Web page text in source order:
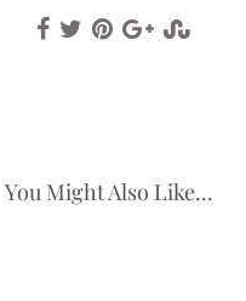
You Might Also Like...